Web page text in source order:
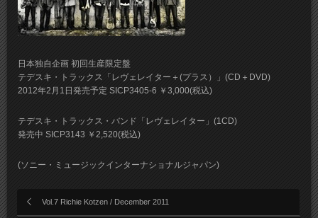
日本独自企画 初回生産限定盤
テデスキ・トラックス「レヴェレイター＋(プラス）」(CD＋DVD)
2012年2月1日発売予定 SICP3405-6 ￥3,000(税込)
テデスキ・トラックス・バンド「レヴェレイター」(1CD)
発売中 SICP3143 ￥2,520(税込)
(ソニー・ミュージックインターナショナルジャパン)
Vol.7 Richie Kotzen / December 2011